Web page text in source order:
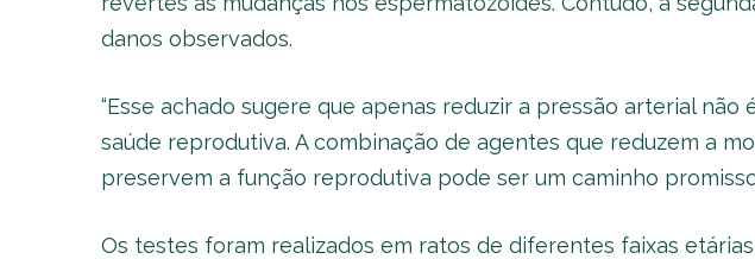
danos observados.
“Esse achado sugere que apenas reduzir a pressão arterial
saúde reprodutiva. A combinação de agentes que reduzem a
preservem a função reprodutiva pode ser um caminho
Os testes foram realizados em ratos de diferentes faixas